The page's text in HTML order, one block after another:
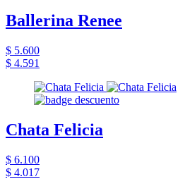
Ballerina Renee
$ 5.600
$ 4.591
Chata Felicia
$ 6.100
$ 4.017